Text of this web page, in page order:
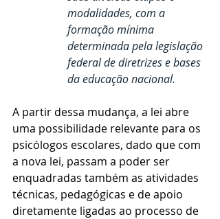
modalidades, com a
formação mínima
determinada pela legislação
federal de diretrizes e bases
da educação nacional.
A partir dessa mudança, a lei abre
uma possibilidade relevante para os
psicólogos escolares, dado que com
a nova lei, passam a poder ser
enquadradas também as atividades
técnicas, pedagógicas e de apoio
diretamente ligadas ao processo de